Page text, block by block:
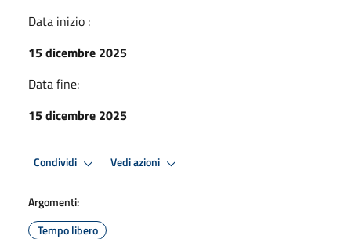
Data inizio :
15 dicembre 2025
Data fine:
15 dicembre 2025
Condividi Vedi azioni
Argomenti:
Tempo libero